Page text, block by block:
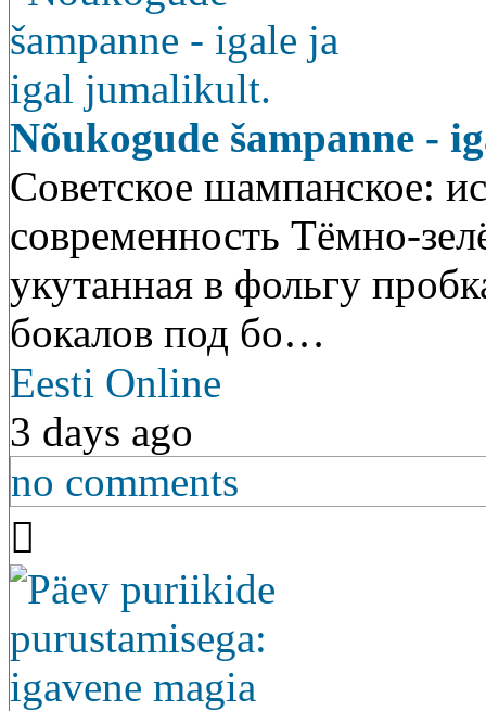
Nõukogude šampanne -
Советское шампанское:
современность Тёмно-
укутанная в фольгу
бокалов под бо…
Eesti Online
3 days ago
no comments